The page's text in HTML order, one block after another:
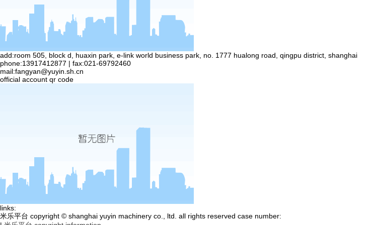
add:room 505, block d, huaxin park, e-link world business park, no. 1777 hualong road, qingpu district, shanghai
phone:13917412877 | fax:021-69792460
mail:fangyan@yuyin.sh.cn
official account qr code
links:
米乐平台 copyright © shanghai yuyin machinery co., ltd. all rights reserved case number: